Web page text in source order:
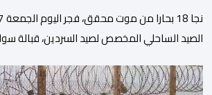
الصيد الساحلي المخصص لصيد السردين، قبالة
كبيرة من المياه إلى داخل المركب أثناء مزاولته